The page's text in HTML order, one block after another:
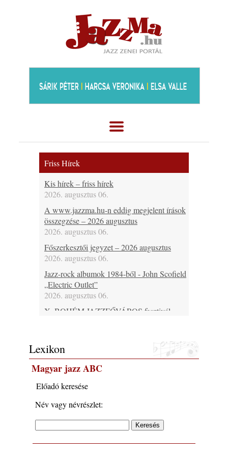
Friss Hírek
Kis hírek – friss hírek
2026. augusztus 06.
A www.jazzma.hu-n eddig megjelent írások
összegzése – 2026 augusztus
2026. augusztus 06.
Főszerkesztői jegyzet – 2026 augusztus
2026. augusztus 06.
Jazz-rock albumok 1984-ből - John Scofield
„Electric Outlet”
2026. augusztus 06.
X. BOHÉM JAZZFŐVÁROS fesztivál,
tánc!
2026. augusztus 05.
Magyar Jazz ABC – 541. rész: Juhász
2026. augusztus 05.
Jazz-rock albumok 1983-ból - John Scofield
„Out like a Light”
2026. augusztus 05.
Jazz-rock albumok 1982-ből - John Scofield
Lexikon
Magyar jazz ABC
Előadó keresése
Név vagy névrészlet: